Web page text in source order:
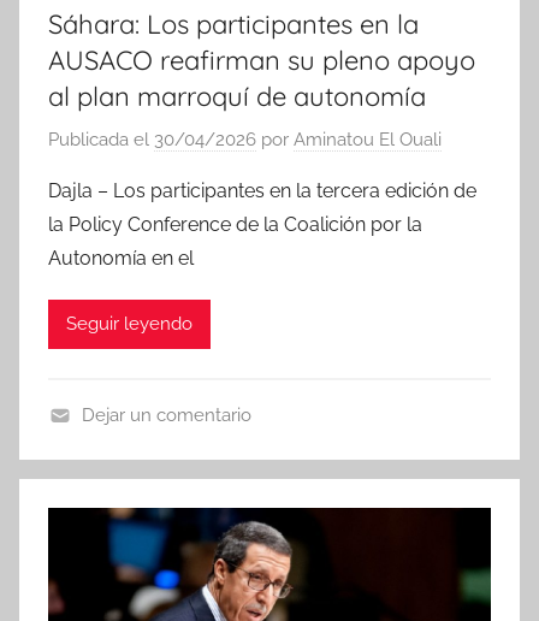
Sáhara: Los participantes en la
AUSACO reafirman su pleno apoyo
al plan marroquí de autonomía
Publicada el 30/04/2026 por Aminatou El Ouali
Dajla – Los participantes en la tercera edición de
la Policy Conference de la Coalición por la
Autonomía en el
Seguir leyendo
o
t
Dejar un comentario